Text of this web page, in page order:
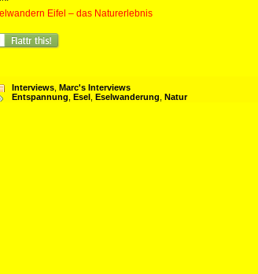
Eifel – das Naturerlebnis
Interviews Marc's Interviews
Entspannung Esel Eselwanderung Natur